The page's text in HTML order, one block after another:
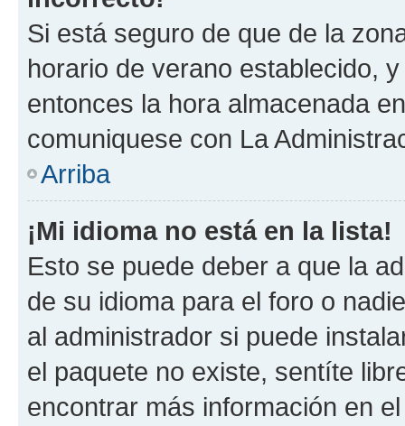
Si está seguro de que de la
horario de verano establecido,
entonces la hora almacenada
comuniquese con La
Arriba
¡Mi idioma no está en la lista!
Esto se puede deber a que la
de su idioma para el foro o
al administrador si puede
el paquete no existe, sentíte
encontrar más información en